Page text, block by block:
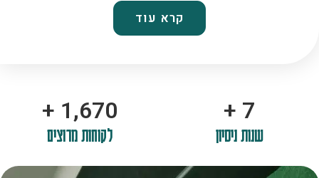
קרא עוד
10
+
שנות ניסיון
2,100
+
לקוחות מרוצים